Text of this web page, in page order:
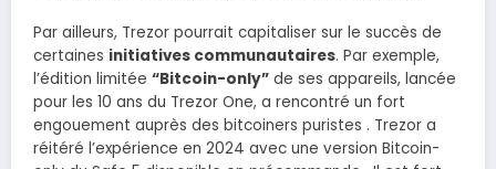
Par ailleurs, Trezor pourrait capitaliser sur le succès de
certaines initiatives communautaires. Par exemple,
l’édition limitée “Bitcoin-only” de ses appareils, lancée
pour les 10 ans du Trezor One, a rencontré un fort
engouement auprès des bitcoiners puristes . Trezor a
réitéré l’expérience en 2024 avec une version Bitcoin-